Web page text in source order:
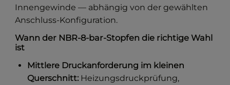
Innengewinde — abhängig von der gewählten
Anschluss-Konfiguration.
Wann der NBR-8-bar-Stopfen die richtige Wahl
ist
Mittlere Druckanforderung im kleinen
Querschnitt: Heizungsdruckprüfung,